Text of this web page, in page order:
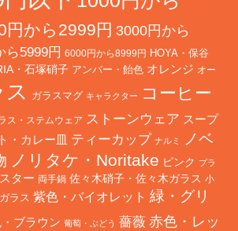
円から2999円 3000円から
ら5999円 6000円から8999円 HOYA・保谷
・石塚硝子 アンバー・飴色 オレンジ オー
ガラスマグ キャラクター
コーヒー
ス・ステムウェア ストーンウェア スープ
・カレー皿 ティーカップ ナルミ
ノベ
ノリタケ・Noritake ピンク プラ
ター 両手鍋 佐々木硝子・佐々木ガラス 小
ラス 紫色・バイオレット 緑・グリ
ブラウン 葡萄・ぶどう 薔薇 赤色・レッ